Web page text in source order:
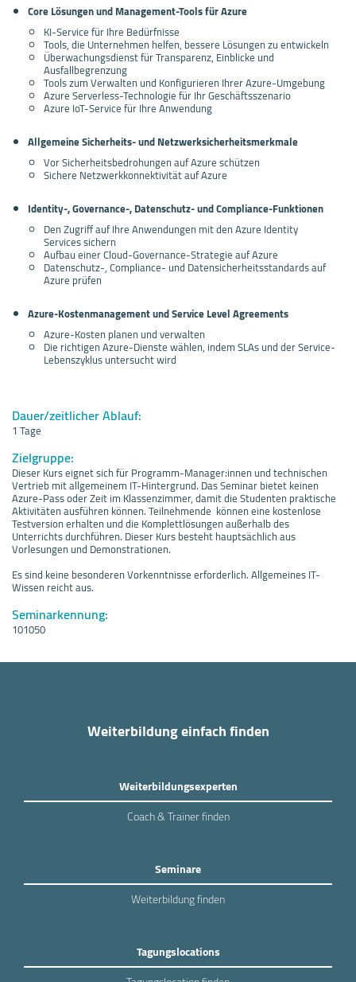
Core Lösungen und Management-Tools für Azure
KI-Service für Ihre Bedürfnisse
Tools, die Unternehmen helfen, bessere Lösungen zu entwickeln
Überwachungsdienst für Transparenz, Einblicke und
Ausfallbegrenzung
Tools zum Verwalten und Konfigurieren Ihrer Azure-Umgebung
Azure Serverless-Technologie für Ihr Geschäftsszenario
Azure IoT-Service für Ihre Anwendung
Allgemeine Sicherheits- und Netzwerksicherheitsmerkmale
Vor Sicherheitsbedrohungen auf Azure schützen
Sichere Netzwerkkonnektivität auf Azure
Identity-, Governance-, Datenschutz- und Compliance-Funktionen
Den Zugriff auf Ihre Anwendungen mit den Azure Identity
Services sichern
Aufbau einer Cloud-Governance-Strategie auf Azure
Datenschutz-, Compliance- und Datensicherheitsstandards auf
Azure prüfen
Azure-Kostenmanagement und Service Level Agreements
Azure-Kosten planen und verwalten
Die richtigen Azure-Dienste wählen, indem SLAs und der Service-
Lebenszyklus untersucht wird
Dauer/zeitlicher Ablauf:
1 Tage
Zielgruppe:
Dieser Kurs eignet sich für Programm-Manager:innen und technischen
Vertrieb mit allgemeinem IT-Hintergrund. Das Seminar bietet keinen
Azure-Pass oder Zeit im Klassenzimmer, damit die Studenten praktische
Aktivitäten ausführen können. Teilnehmende können eine kostenlose
Testversion erhalten und die Komplettlösungen außerhalb des
Unterrichts durchführen. Dieser Kurs besteht hauptsächlich aus
Vorlesungen und Demonstrationen.
Es sind keine besonderen Vorkenntnisse erforderlich. Allgemeines IT-
Wissen reicht aus.
Seminarkennung:
101050
Weiterbildung einfach finden
Weiterbildungsexperten
Coach & Trainer finden
Seminare
Weiterbildung finden
Tagungslocations